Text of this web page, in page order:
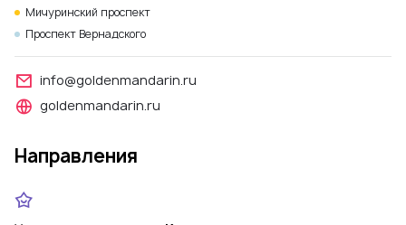
Мичуринский проспект
Проспект Вернадского
info@goldenmandarin.ru
goldenmandarin.ru
Направления